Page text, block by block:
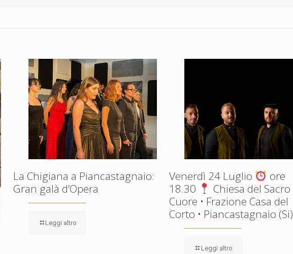
La Chigiana a Piancastagnaio:
Gran galà d’Opera
Leggi altro
Venerdì 24 Luglio
ore
18.30
Chiesa del Sacro
Cuore • Frazione Casa del
Corto • Piancastagnaio (Si)
Leggi altro